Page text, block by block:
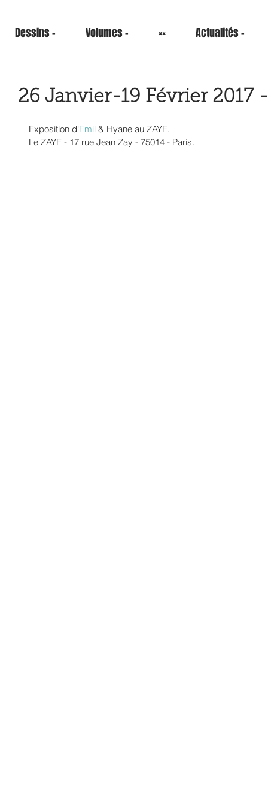
Dessins - Volumes - ×× Actualités -
26 Janvier-19 Février 2017
Exposition d'Emil & Hyane au ZAYE.
Le ZAYE - 17 rue Jean Zay - 75014 - Paris.